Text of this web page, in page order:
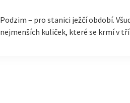
Podzim – pro stanici ježčí období.
nejmenších kuliček, které se krmí v